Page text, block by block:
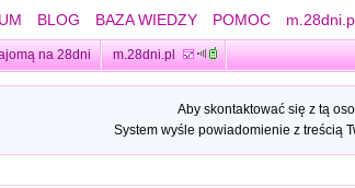
BLOG BAZA WIEDZY POMOC
na 28dni m.28dni.pl
Aby skontaktować się z tą
System wyśle powiadomienie z treścią